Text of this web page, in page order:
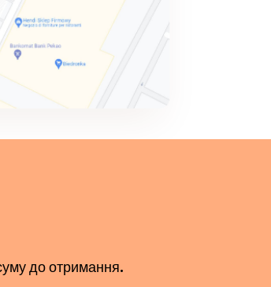
до отримання.